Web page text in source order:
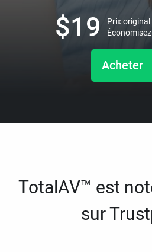
Acheter
$19 Prix original
Économisez
TotalAV™ est
sur